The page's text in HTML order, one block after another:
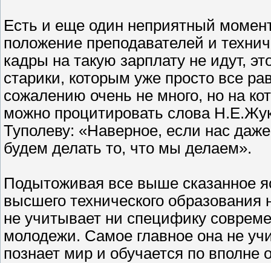
Есть и еще один неприятный
положение преподавателей и
кадры на такую зарплату не идут,
старики, которым уже просто все
сожалению очень не много, но на
можно процитировать слова
Туполеву: «Наверное, если нас
будем делать то, что мы делаем».
Подытоживая все выше сказанное
высшего технического
не учитывает ни специфику
молодежи. Самое главное она не
познает мир и обучается по вполне